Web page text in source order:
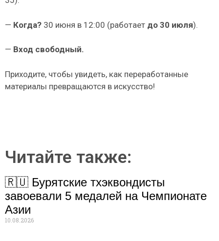
— Когда? 30 июня в 12:00 (работает до 30 июля).
— Вход свободный.
Приходите, чтобы увидеть, как переработанные
материалы превращаются в искусство!
Читайте также:
🇷🇺 Бурятские тхэквондисты
завоевали 5 медалей на Чемпионате
Азии
10.08.2026